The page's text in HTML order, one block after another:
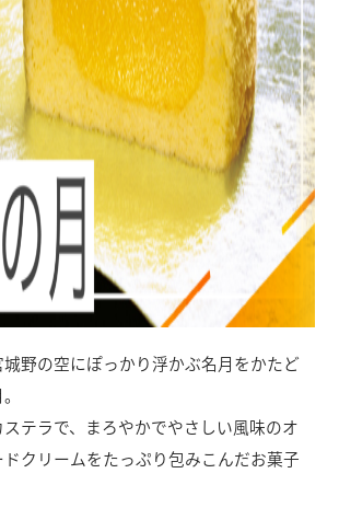
野の空にぽっかり浮かぶ名月をかたど
テラで、まろやかでやさしい風味のオ
クリームをたっぷり包みこんだお菓子